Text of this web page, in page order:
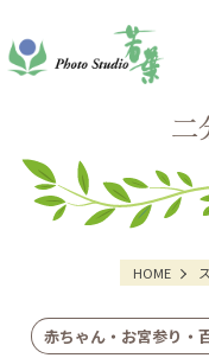
二
HOME
赤ちゃん・お宮参り・